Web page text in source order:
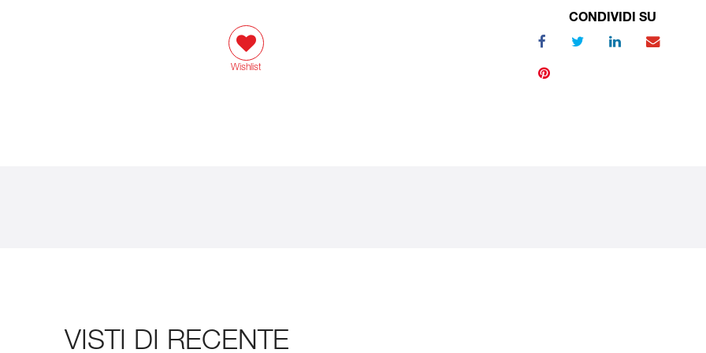
Wishlist
CONDIVIDI SU
VISTI DI RECENTE